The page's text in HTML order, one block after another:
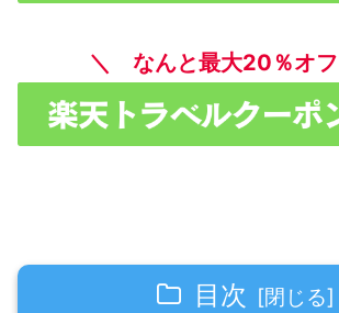
＼ なんと最大20％オ
目次